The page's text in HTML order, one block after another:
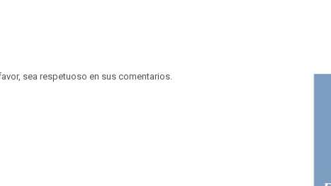
sea respetuoso en sus comentarios.